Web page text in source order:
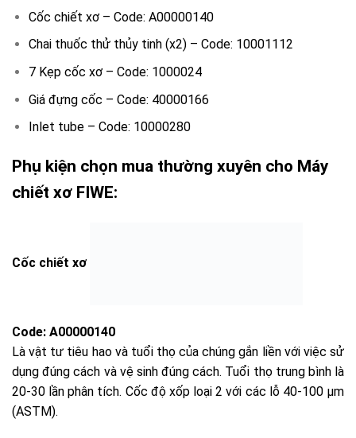
Cốc chiết xơ – Code: A00000140
Chai thuốc thử thủy tinh (x2) – Code: 10001112
7 Kẹp cốc xơ – Code: 1000024
Giá đựng cốc – Code: 40000166
Inlet tube – Code: 10000280
Phụ kiện chọn mua thường xuyên cho Máy
chiết xơ FIWE:
Cốc chiết xơ
Code: A00000140
Là vật tư tiêu hao và tuổi thọ của chúng gắn liền với việc sử
dụng đúng cách và vệ sinh đúng cách. Tuổi thọ trung bình là
20-30 lần phân tích. Cốc độ xốp loại 2 với các lỗ 40-100 μm
(ASTM).